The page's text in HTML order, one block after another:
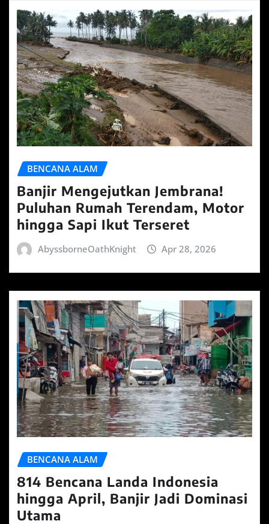
BENCANA ALAM
Banjir Mengejutkan Jembrana!
Puluhan Rumah Terendam, Motor
hingga Sapi Ikut Terseret
AbyssborneOathKnight Apr 28, 2026
BENCANA ALAM
814 Bencana Landa Indonesia
hingga April, Banjir Jadi Dominasi
Utama